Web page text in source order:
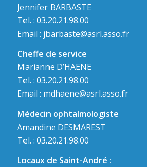
Jennifer BARBASTE
Tel. : 03.20.21.98.00
Email : jbarbaste@asrl.asso.fr
Cheffe de service
Marianne D’HAENE
Tel. : 03.20.21.98.00
Email : mdhaene@asrl.asso.fr
Médecin ophtalmologiste
Amandine DESMAREST
Tel. : 03.20.21.98.00
Locaux de Saint-André :